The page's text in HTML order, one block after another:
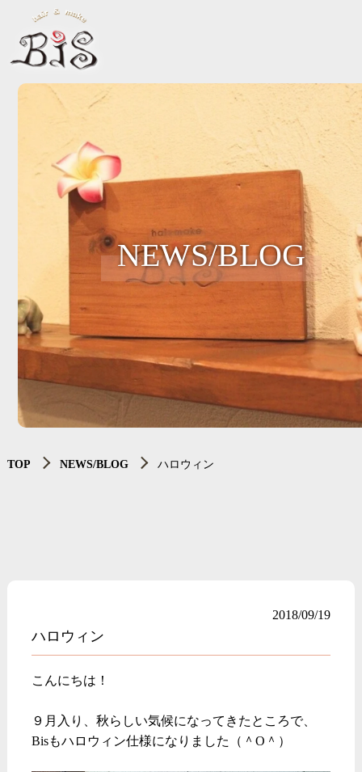
NEWS/BLOG
TOP NEWS/BLOG ハロウィン
2018/09/19
ハロウィン
こんにちは！
９月入り、秋らしい気候になってきたところで、
Bisもハロウィン仕様になりました（＾O＾）